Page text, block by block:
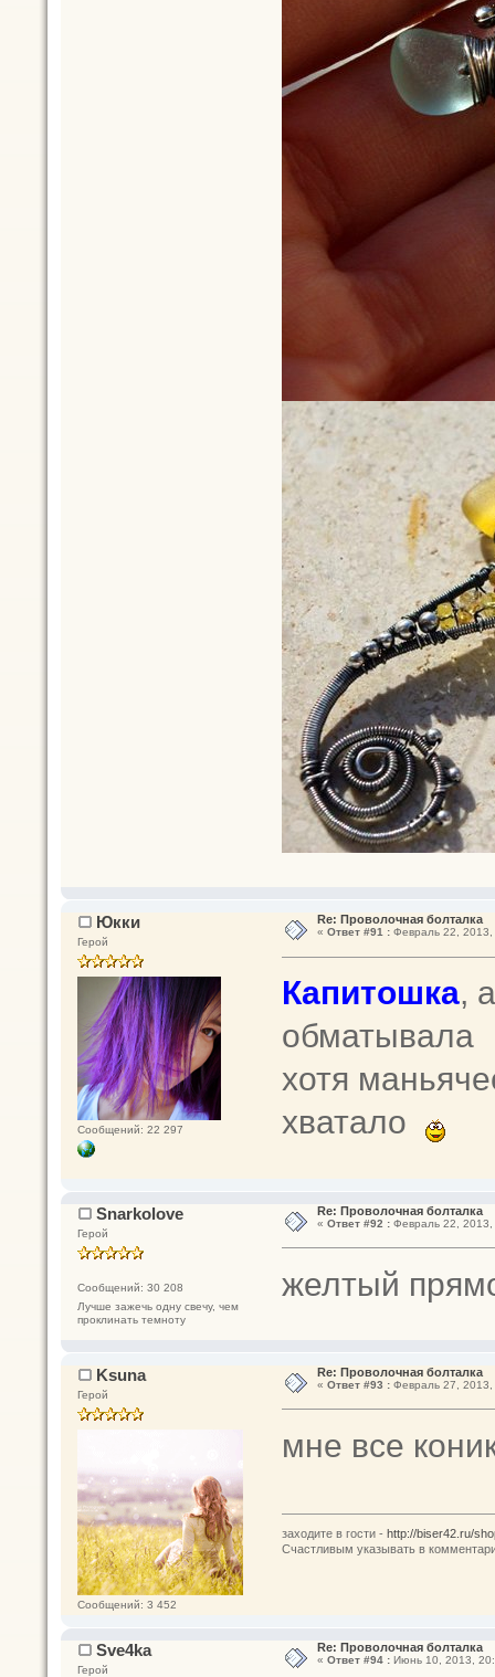
Юкки
Герой
Сообщений: 22 297
Re: Проволочная болталка
« Ответ #91 :Февраль 22, 2013,
Капитошка,
обматывала
хотя
хватало
Snarkolove
Герой
Сообщений: 30 208
Лучше зажечь одну свечу, чем
проклинать темноту
Re: Проволочная болталка
« Ответ #92 :Февраль 22, 2013,
желтый
Ksuna
Герой
Сообщений: 3 452
Re: Проволочная болталка
« Ответ #93 :Февраль 27, 2013,
мне все
заходите в гости - http://biser42.ru/
Счастливым указывать в
Sve4ka
Герой
Re: Проволочная болталка
« Ответ #94 :Июнь 10, 2013,